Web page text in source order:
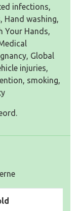
infections,
Hand washing,
Your Hands,
Global
injuries,
smoking,